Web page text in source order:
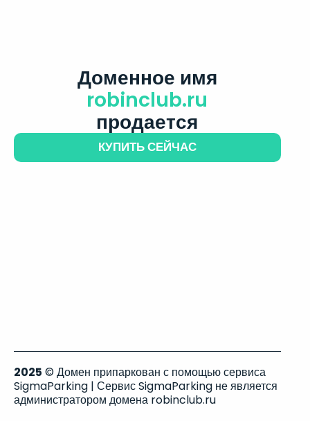
Доменное имя
robinclub.ru
продается
КУПИТЬ СЕЙЧАС
2025 © Домен припаркован с помощью сервиса
SigmaParking | Сервис SigmaParking не является
администратором домена robinclub.ru